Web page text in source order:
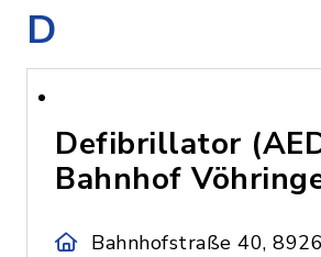
D
Defibrillator
Bahnhof
Bahnhofstraße 40,